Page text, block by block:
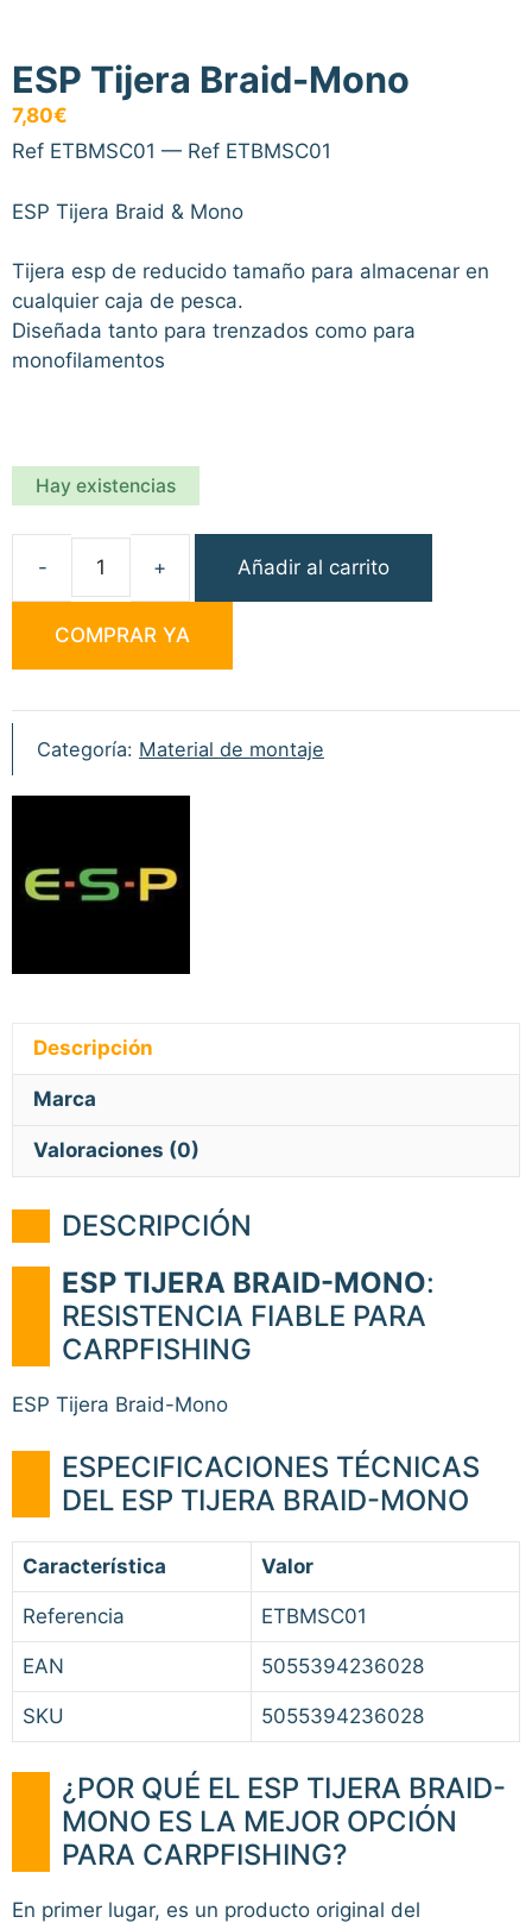
ESP Tijera Braid-Mono
7,80€
Ref ETBMSC01 — Ref ETBMSC01
ESP Tijera Braid & Mono
Tijera esp de reducido tamaño para almacenar en
cualquier caja de pesca.
Diseñada tanto para trenzados como para
monofilamentos
Hay existencias
Tijera
Braid-
Mono
Añadir al carrito
COMPRAR YA
Categoría: Material de montaje
Descripción
Marca
Valoraciones (0)
DESCRIPCIÓN
ESP TIJERA BRAID-MONO:
RESISTENCIA FIABLE PARA
CARPFISHING
ESP Tijera Braid-Mono
ESPECIFICACIONES TÉCNICAS
DEL ESP TIJERA BRAID-MONO
Característica Valor
Referencia ETBMSC01
EAN 5055394236028
SKU 5055394236028
¿POR QUÉ EL ESP TIJERA BRAID-
MONO ES LA MEJOR OPCIÓN
PARA CARPFISHING?
En primer lugar, es un producto original del